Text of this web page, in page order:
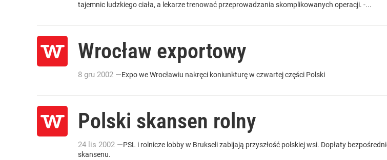
tajemnic ludzkiego ciała, a lekarze trenować przeprowadzania skomplikowanych operacji. -...
Wrocław exportowy
8 gru 2002 —Expo we Wrocławiu nakręci koniunkturę w czwartej części Polski
Polski skansen rolny
24 lis 2002 —PSL i rolnicze lobby w Brukseli zabijają przyszłość polskiej wsi. Dopłaty
skansenu.